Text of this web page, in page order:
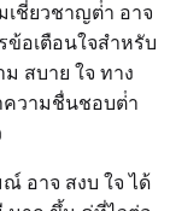
เชี่ยวชาญต่ํา อาจ
ข้อเตือนใจสําหรับ
ม สบาย ใจ ทาง
ความชื่นชอบต่ํา
อาจ สงบ ใจ ได้